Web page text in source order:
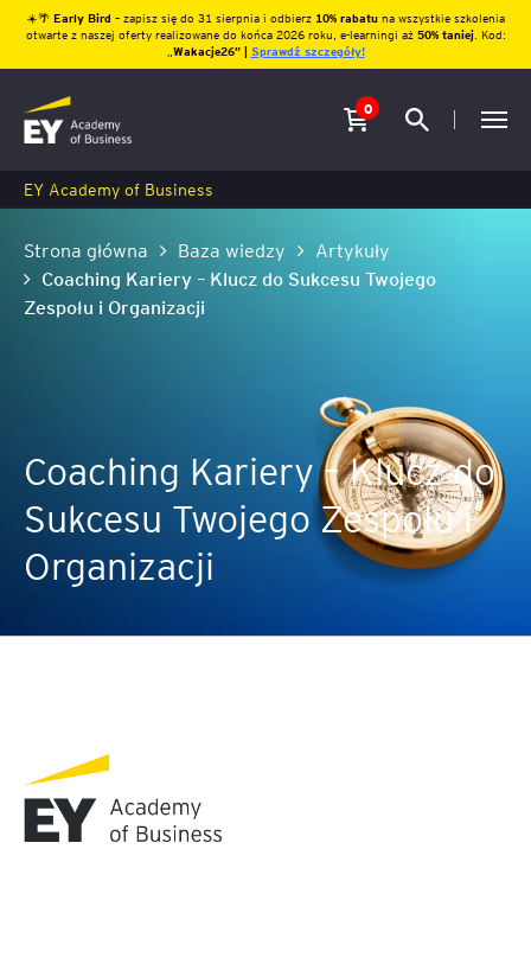
☀️🌴 Early Bird – zapisz się do 31 sierpnia i odbierz10% rabatu na wszystkie szkolenia
otwarte z naszej oferty realizowane do końca 2026 roku, e-learningi aż 50% taniej. Kod:
Wakacje26″ | Sprawdź szczegóły!
0
EY Academy of Business
Strona główna Baza wiedzy
Artykuły
Coaching Kariery – Klucz do Sukcesu Twojego
Zespołu i Organizacji
Coaching Kariery – Klucz do
Sukcesu Twojego Zespołu i
Organizacji